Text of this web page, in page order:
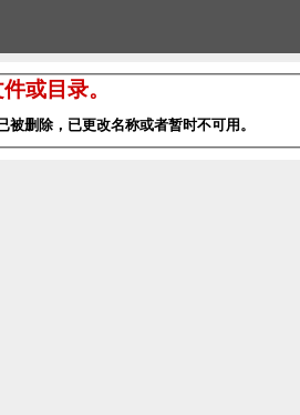
或目录。
被删除，已更改名称或者暂时不可用。